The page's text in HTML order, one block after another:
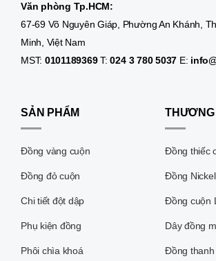
Văn phòng Tp.HCM:
67-69 Võ Nguyên Giáp, Phường An Khánh,
Minh, Việt Nam
MST: 0101189369T:024 3 780 5037 E:
SẢN PHẨM
Đồng vàng cuộn
Đồng đỏ cuộn
Chi tiết đột dập
Phụ kiện đồng
Phôi chìa khoá
THƯƠNG
Đồng thiếc
Đồng
Đồng cuộn
Dây đồng
Đồng thanh